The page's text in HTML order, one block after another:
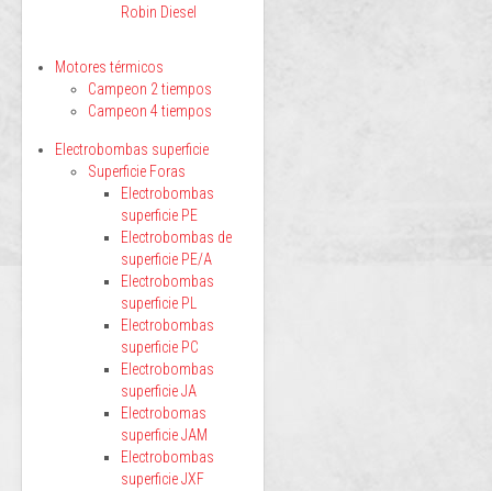
Robin Diesel
Motores térmicos
Campeon 2 tiempos
Campeon 4 tiempos
Electrobombas superficie
Superficie Foras
Electrobombas
superficie PE
Electrobombas de
superficie PE/A
Electrobombas
superficie PL
Electrobombas
superficie PC
Electrobombas
superficie JA
Electrobomas
superficie JAM
Electrobombas
superficie JXF